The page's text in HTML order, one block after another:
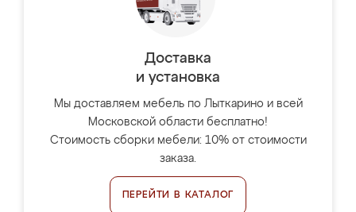
Доставка
и установка
Мы доставляем мебель по Лыткарино и всей
Московской области бесплатно!
Стоимость сборки мебели: 10% от стоимости
заказа.
ПЕРЕЙТИ В КАТАЛОГ